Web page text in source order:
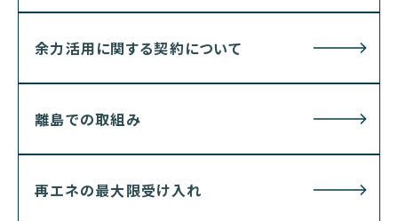
余力活用に関する契約について
離島での取組み
再エネの最大限受け入れ